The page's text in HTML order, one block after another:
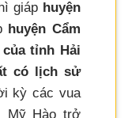
giáp huyện
huyện Cẩm
tỉnh Hải
có lịch sử
kỳ các vua
Mỹ Hào trở